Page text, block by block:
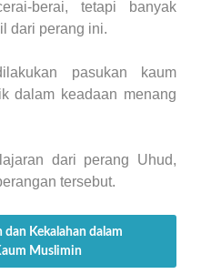
berai, tetapi banyak
dari perang ini.
pasukan kaum
dalam keadaan menang
dari perang Uhud,
tersebut.
dan Kekalahan dalam
Muslimin